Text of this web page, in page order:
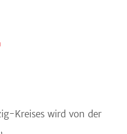
Kreises wird von der